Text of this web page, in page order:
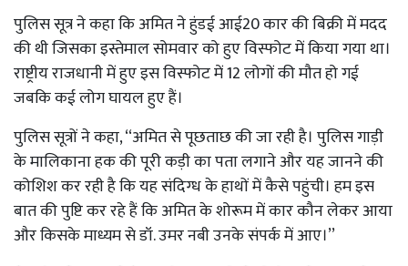
पुलिस सूत्र ने कहा कि अमित ने हुंडई आई20 कार की बिक्री में मदद
की थी जिसका इस्तेमाल सोमवार को हुए विस्फोट में किया गया था।
राष्ट्रीय राजधानी में हुए इस विस्फोट में 12 लोगों की मौत हो गई
जबकि कई लोग घायल हुए हैं।
पुलिस सूत्रों ने कहा, ‘‘अमित से पूछताछ की जा रही है। पुलिस गाड़ी
के मालिकाना हक की पूरी कड़ी का पता लगाने और यह जानने की
कोशिश कर रही है कि यह संदिग्ध के हाथों में कैसे पहुंची। हम इस
बात की पुष्टि कर रहे हैं कि अमित के शोरूम में कार कौन लेकर आया
और किसके माध्यम से डॉ. उमर नबी उनके संपर्क में आए।’’